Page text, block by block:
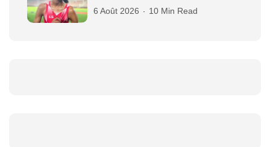
6 Août 2026 10 Min Read